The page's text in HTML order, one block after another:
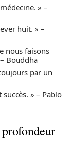
» –
huit. » –
nous faisons
Bouddha
par un
succès. » – Pablo